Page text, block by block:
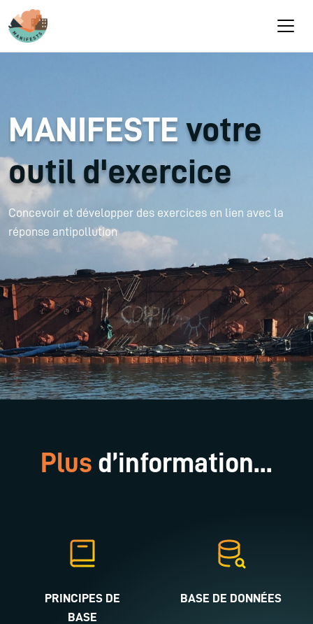
Aller au contenu principal
MANIFESTE votre
outil d'exercice
Concevoir et développer des exercices en lien avec la
réponse antipollution
Plus d’information...
PRINCIPES DE
BASE
BASE DE DONNÉES